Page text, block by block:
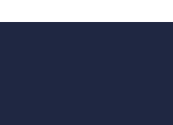
og sørg for, at